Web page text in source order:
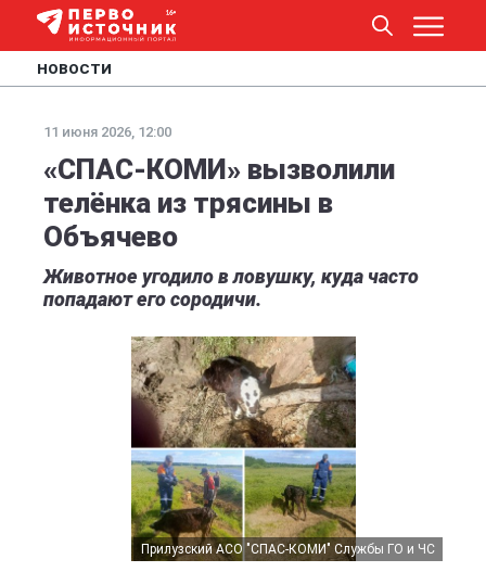
НОВОСТИ
11 июня 2026, 12:00
«СПАС-КОМИ» вызволили
телёнка из трясины в
Объячево
Животное угодило в ловушку, куда часто
попадают его сородичи.
Прилузский АСО "СПАС-КОМИ" Службы ГО и ЧС